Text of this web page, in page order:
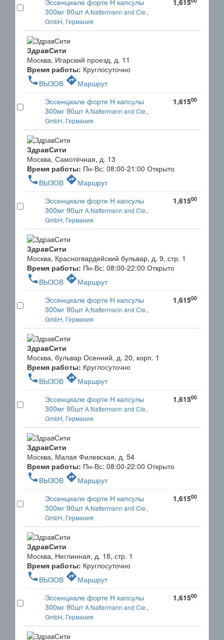
Эссенциале форте Н капсулы
300мг 90штA.Nattermann and Cie.,
GmbH, Германия
1,615
ЗдравСити
Москва, Игарский проезд, д. 11
Время работы: Круглосуточно
phone ВЫЗОВ directionsМаршрут
Эссенциале форте Н капсулы
300мг 90штA.Nattermann and Cie.,
GmbH, Германия
1,61500
ЗдравСити
Москва, Самотёчная, д. 13
Время работы: Пн-Вс: 08:00-21:00 Открыто
phone ВЫЗОВ directionsМаршрут
Эссенциале форте Н капсулы
300мг 90штA.Nattermann and Cie.,
GmbH, Германия
1,61500
ЗдравСити
Москва, Красногвардейский бульвар, д. 9, стр. 1
Время работы: Пн-Вс: 08:00-22:00 Открыто
phone ВЫЗОВ directionsМаршрут
Эссенциале форте Н капсулы
300мг 90штA.Nattermann and Cie.,
GmbH, Германия
1,61500
ЗдравСити
Москва, бульвар Осенний, д. 20, корп. 1
Время работы: Круглосуточно
phone ВЫЗОВ directionsМаршрут
Эссенциале форте Н капсулы
300мг 90штA.Nattermann and Cie.,
GmbH, Германия
1,61500
ЗдравСити
Москва, Малая Филевская, д. 54
Время работы: Пн-Вс: 08:00-22:00 Открыто
phone ВЫЗОВ directionsМаршрут
Эссенциале форте Н капсулы
300мг 90штA.Nattermann and Cie.,
GmbH, Германия
1,61500
ЗдравСити
Москва, Неглинная, д. 18, стр. 1
Время работы: Круглосуточно
phone ВЫЗОВ directionsМаршрут
Эссенциале форте Н капсулы
300мг 90штA.Nattermann and Cie.,
GmbH, Германия
1,61500